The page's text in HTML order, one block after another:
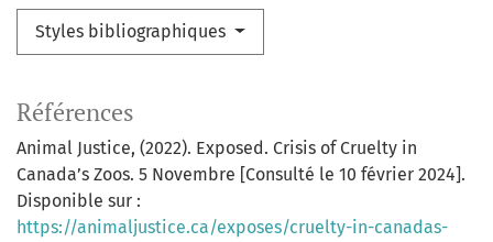
Styles bibliographiques
Références
Animal Justice, (2022). Exposed. Crisis of Cruelty in
Canada’s Zoos. 5 Novembre [Consulté le 10 février 2024].
Disponible sur :
https://animaljustice.ca/exposes/cruelty-in-canadas-